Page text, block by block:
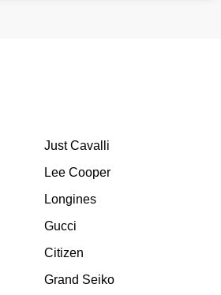
Just Cavalli
Lee Cooper
Longines
Gucci
Citizen
Grand Seiko